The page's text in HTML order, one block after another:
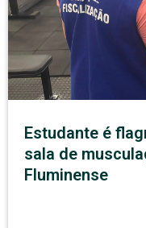
Estudante é
sala de
Fluminense